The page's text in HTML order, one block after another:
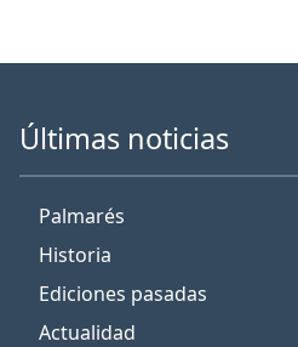
Últimas noticias
Palmarés
Historia
Ediciones pasadas
Actualidad